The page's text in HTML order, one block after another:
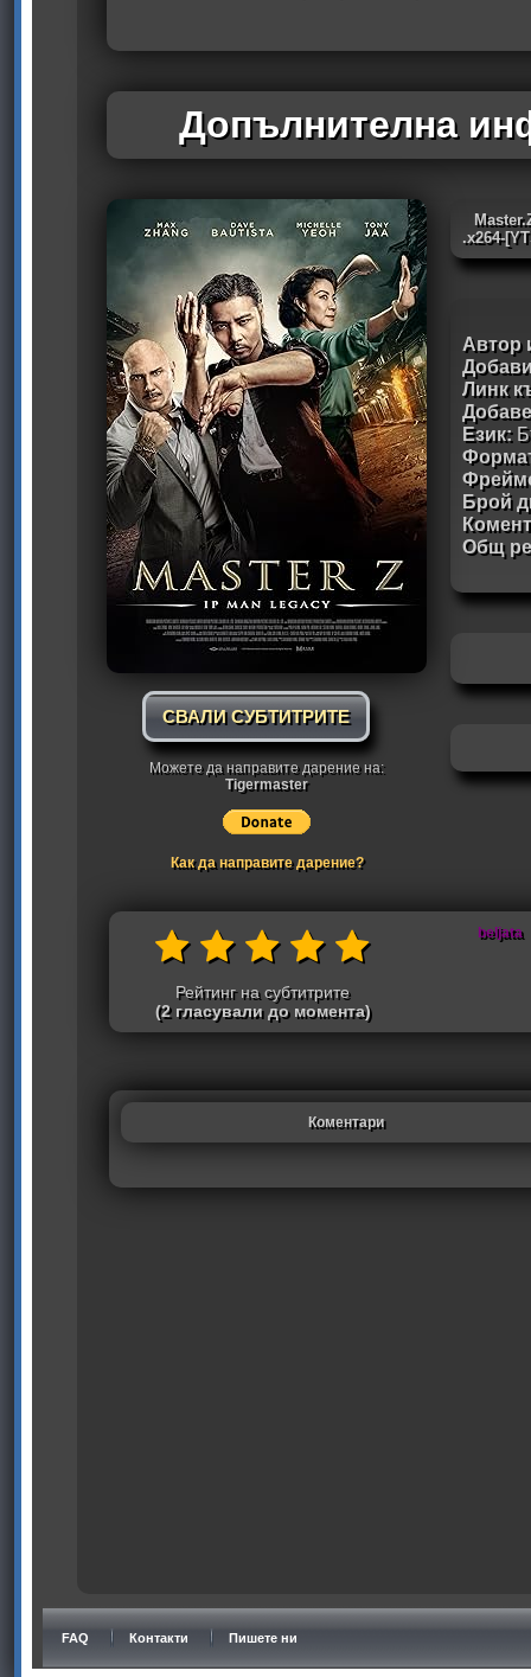
Допълнителна
СВАЛИ СУБТИТРИТЕ
Можете да направите дарение на:
Tigermaster
Как да направите дарение?
.x264-
Автор
Линк
Език:
Брой
Общ
Рейтинг на субтитрите
(2 гласували до момента)
beljata
Коментари
FAQ Контакти Пишете ни